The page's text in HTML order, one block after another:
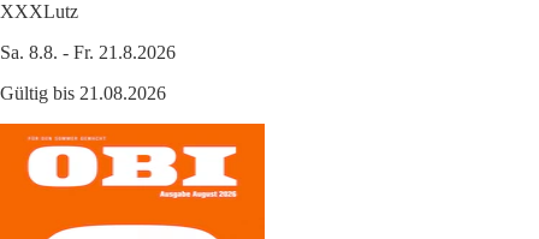
XXXLutz
Sa. 8.8. - Fr. 21.8.2026
Gültig bis 21.08.2026